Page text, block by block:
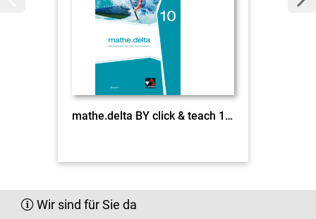
mathe.delta BY click & teach 10 EL
Wir sind für Sie da